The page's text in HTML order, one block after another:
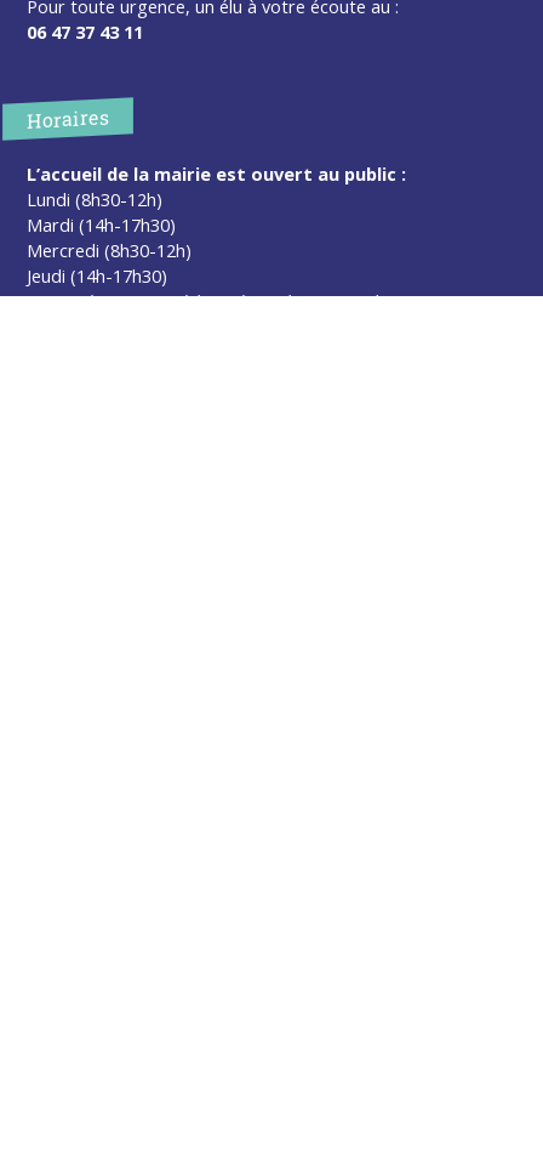
Pour toute urgence, un élu à votre écoute au :
06 47 37 43 11
Horaires
L’accueil de la mairie est ouvert au public :
Lundi (8h30-12h)
Mardi (14h-17h30)
Mercredi (8h30-12h)
Jeudi (14h-17h30)
Sur rendez-vous en dehors de ces horaires :cliquez ici